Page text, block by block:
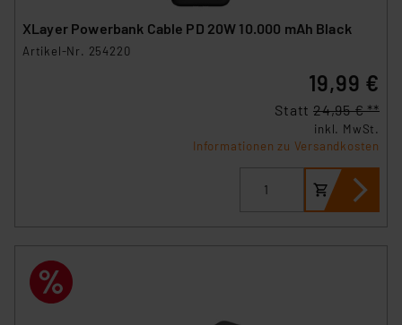
XLayer Powerbank Cable PD 20W 10.000 mAh Black
Artikel-Nr. 254220
19,99 €
Statt 24,95 € **
inkl. MwSt.
Informationen zu Versandkosten